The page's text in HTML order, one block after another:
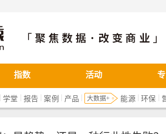
指数 活动
学堂 | 报告 | 案例 | 产品 | 大数据+ 能源 |环保 |